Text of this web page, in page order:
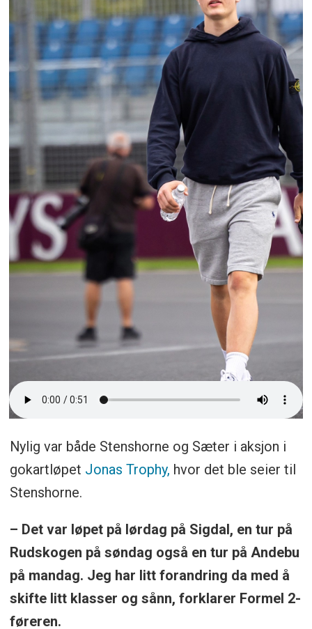
Nylig var både Stenshorne og Sæter i aksjon i
gokartløpet Jonas Trophy, hvor det ble seier til
Stenshorne.
– Det var løpet på lørdag på Sigdal, en tur på
Rudskogen på søndag også en tur på Andebu
på mandag. Jeg har litt forandring da med å
skifte litt klasser og sånn, forklarer Formel 2-
føreren.